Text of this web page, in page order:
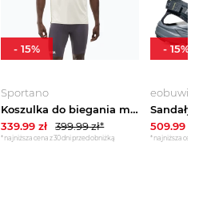
Sportano
Koszulka do biegania męska HOKA Race Day alabaster flare Beżowy
339.99 zł 399.99zł*
*najniższa cena z 30 dni przed obniżką
-15%
509.99zł
*najniższa cena
- 15%